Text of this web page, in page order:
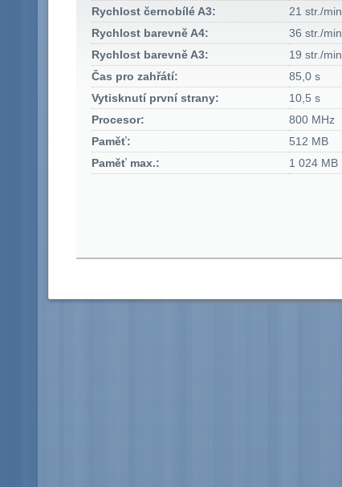
Rychlost černobílé A3:
21 str./min
Rychlost barevně A4:
36 str./min
Rychlost barevně A3:
19 str./min
Čas pro zahřátí:
85,0 s
Vytisknutí první strany:
10,5 s
Procesor:
800 MHz
Paměť:
512 MB
Paměť max.:
1 024 MB